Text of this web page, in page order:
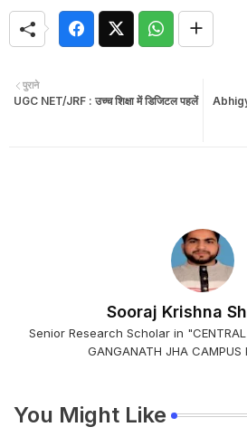
पुराने
UGC NET/JRF : उच्च शिक्षा में डिजिटल पहलें
Sooraj Krishna
Senior Research Scholar in "CENTRAL
GANGANATH JHA CAMPUS
You Might Like